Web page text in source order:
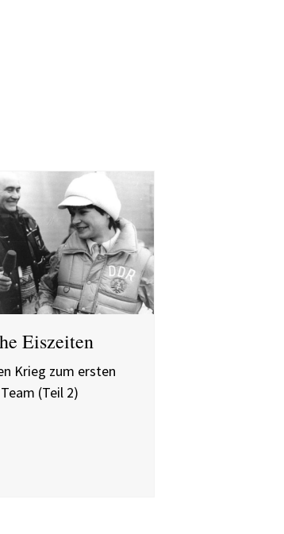
Eiszeiten
Krieg zum ersten
(Teil 2)